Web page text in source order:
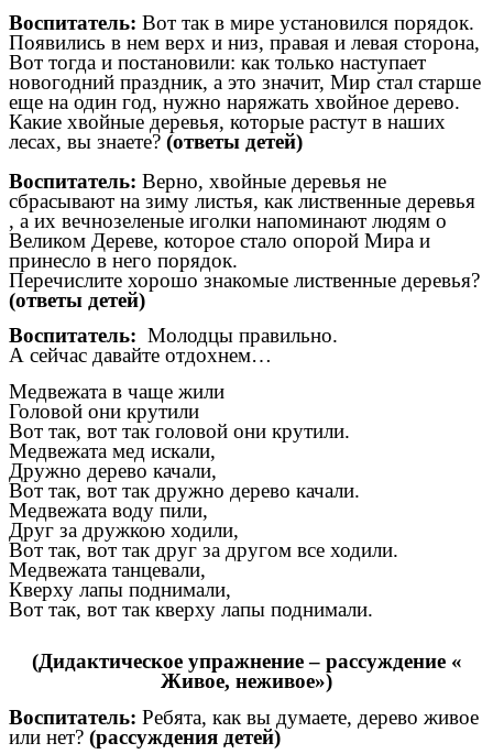
Воспитатель: Вот так в мире установился порядок.
Появились в нем верх и низ, правая и левая сторона,
Вот тогда и постановили: как только наступает
новогодний праздник, а это значит, Мир стал старше
еще на один год, нужно наряжать хвойное дерево.
Какие хвойные деревья, которые растут в наших
лесах, вы знаете? (ответы детей)
Воспитатель: Верно, хвойные деревья не
сбрасывают на зиму листья, как лиственные деревья
, а их вечнозеленые иголки напоминают людям о
Великом Дереве, которое стало опорой Мира и
принесло в него порядок.
Перечислите хорошо знакомые лиственные деревья?
(ответы детей)
Воспитатель: Молодцы правильно.
А сейчас давайте отдохнем…
Медвежата в чаще жили
Головой они крутили
Вот так, вот так головой они крутили.
Медвежата мед искали,
Дружно дерево качали,
Вот так, вот так дружно дерево качали.
Медвежата воду пили,
Друг за дружкою ходили,
Вот так, вот так друг за другом все ходили.
Медвежата танцевали,
Кверху лапы поднимали,
Вот так, вот так кверху лапы поднимали.
(Дидактическое упражнение – рассуждение «
Живое, неживое»)
Воспитатель: Ребята, как вы думаете, дерево живое
или нет? (рассуждения детей)